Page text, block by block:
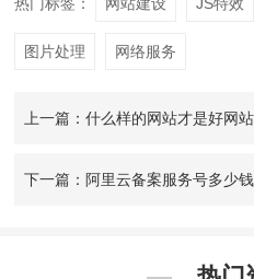
图片处理 网络服务
上一篇：什么样的网站才是好网
下一篇：阿里云备案服务号多少